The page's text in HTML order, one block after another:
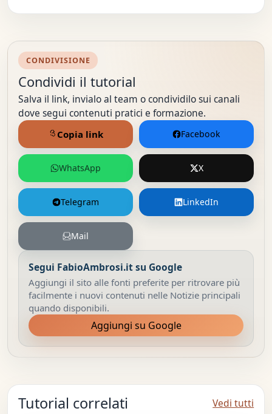
CONDIVISIONE
Condividi il tutorial
Salva il link, invialo al team o condividilo sui canali
dove segui contenuti pratici e formazione.
Facebook
WhatsApp X
Telegram LinkedIn
Mail
Copia link
Segui FabioAmbrosi.it su Google
Aggiungi il sito alle fonti preferite per ritrovare più
facilmente i nuovi contenuti nelle Notizie principali
quando disponibili.
Aggiungi su Google
Tutorial correlati Vedi tutti